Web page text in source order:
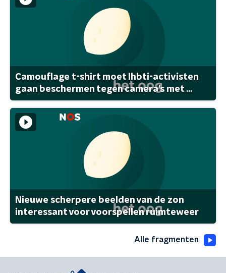
Camouflage t-shirt moet lhbti-activisten
gaan beschermen tegen camera's met ...
Nieuwe scherpere beelden van de zon
interessant voor voorspellen ruimteweer
Alle fragmenten